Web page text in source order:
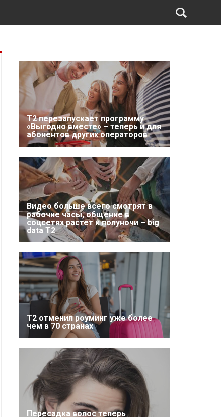
Т2 перезапускает программу
«Выгодно вместе» – теперь и для
абонентов других операторов
Видео больше всего смотрят в
рабочие часы, общение в
соцсетях растет к полуночи – big
data T2
Т2 отменил роуминг уже более
чем в 70 странах
Пересадка волос теперь